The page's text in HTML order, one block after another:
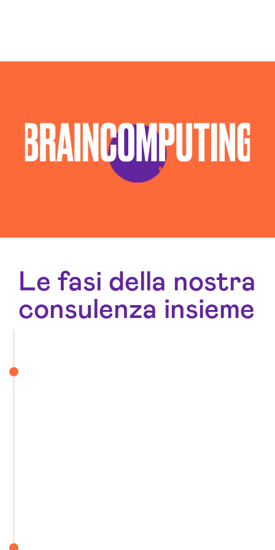
Le fasi della nostra
consulenza insieme